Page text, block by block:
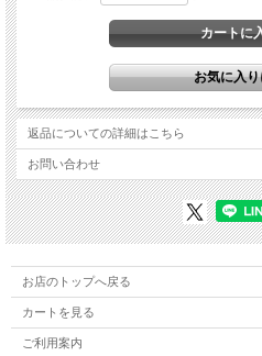
返品についての詳細はこちら
お問い合わせ
お店のトップへ戻る
カートを見る
ご利用案内